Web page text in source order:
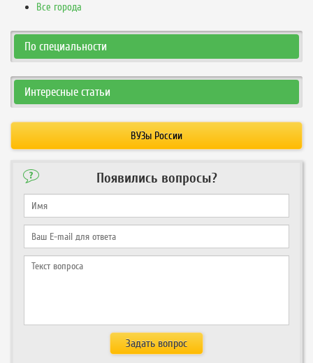
Все города
По специальности
Интересные статьи
ВУЗы России
Появились вопросы?